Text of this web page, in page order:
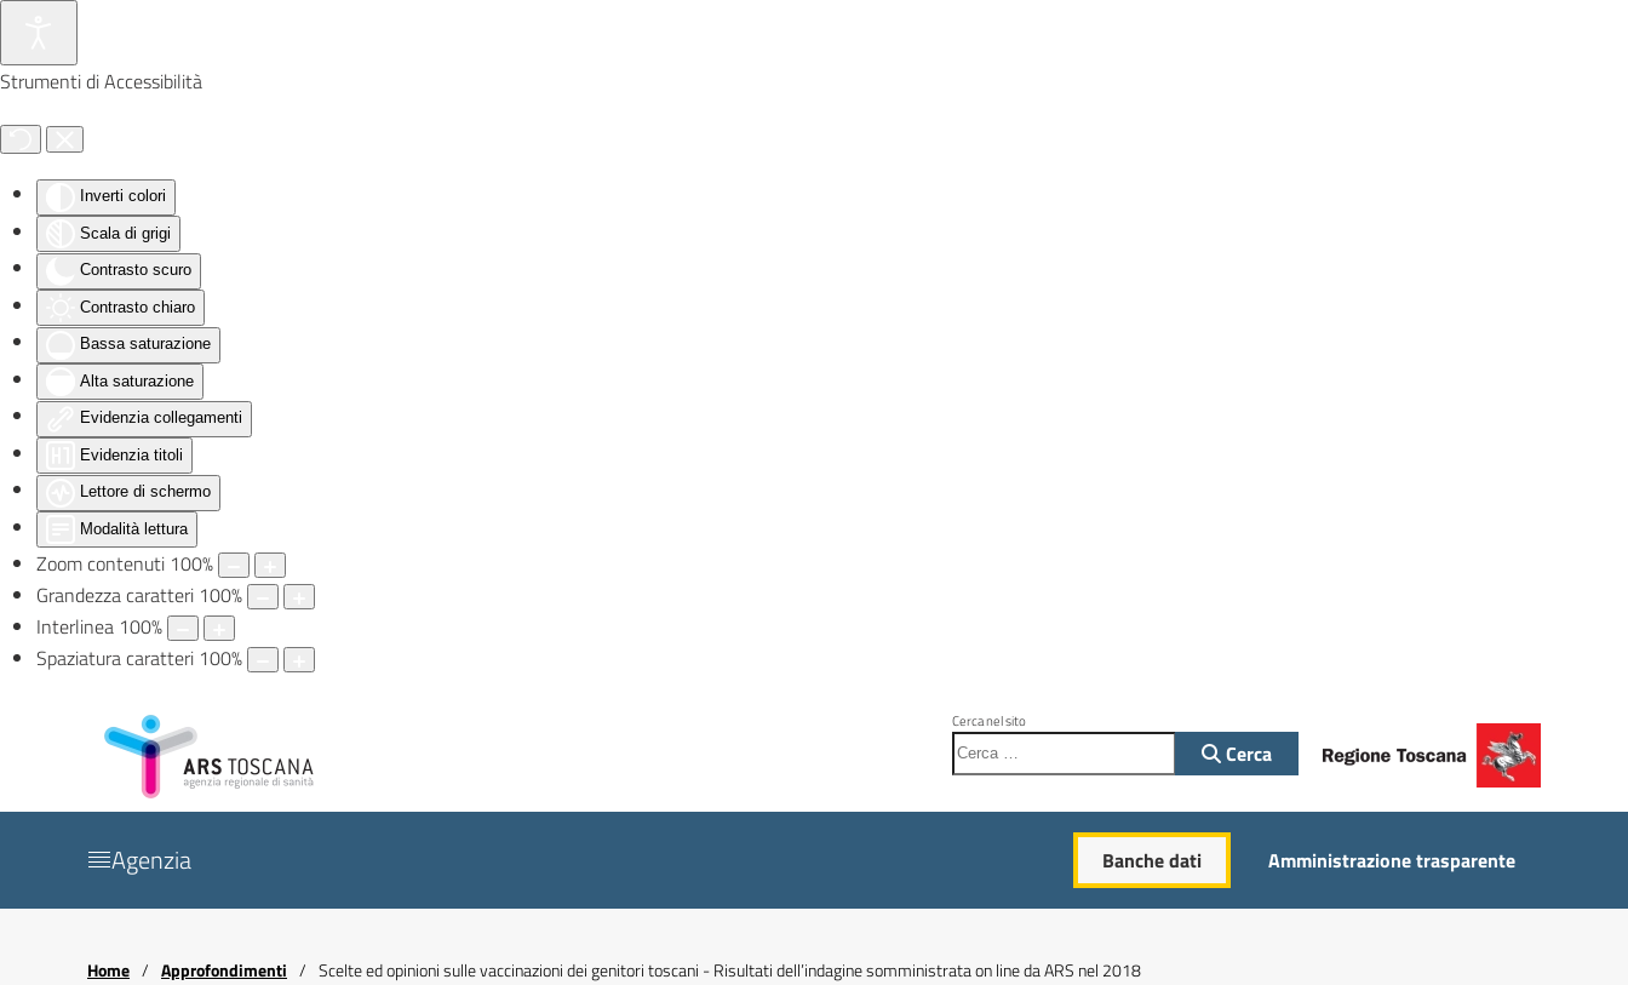
Strumenti di Accessibilità
Inverti colori
Scala di grigi
Contrasto scuro
Contrasto chiaro
Bassa saturazione
Alta saturazione
Evidenzia collegamenti
Evidenzia titoli
Lettore di schermo
Modalità lettura
Zoom contenuti 100%
Grandezza caratteri 100%
Interlinea 100%
Spaziatura caratteri 100%
Skip to main content
Cerca nel sito
Cerca
Agenzia Banche dati Amministrazione trasparente
Home Approfondimenti Scelte ed opinioni sulle vaccinazioni dei genitori toscani - Risultati dell’indagine somministrata on line da ARS nel 2018